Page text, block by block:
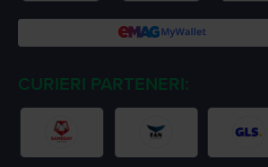
CURIERI PARTENERI: